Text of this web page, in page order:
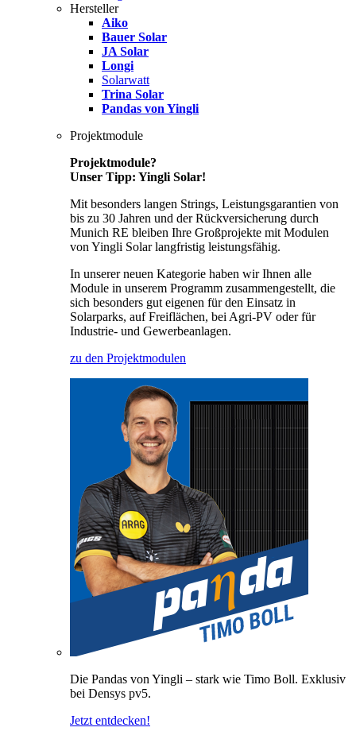
Hersteller
Aiko
Bauer Solar
JA Solar
Longi
Solarwatt
Trina Solar
Pandas von Yingli
Projektmodule
Projektmodule?
Unser Tipp: Yingli Solar!
Mit besonders langen Strings, Leistungsgarantien von
bis zu 30 Jahren und der Rückversicherung durch
Munich RE bleiben Ihre Großprojekte mit Modulen
von Yingli Solar langfristig leistungsfähig.
In unserer neuen Kategorie haben wir Ihnen alle
Module in unserem Programm zusammengestellt, die
sich besonders gut eigenen für den Einsatz in
Solarparks, auf Freiflächen, bei Agri-PV oder für
Industrie- und Gewerbeanlagen.
zu den Projektmodulen
Die Pandas von Yingli – stark wie Timo Boll. Exklusiv
bei Densys pv5.
Jetzt entdecken!